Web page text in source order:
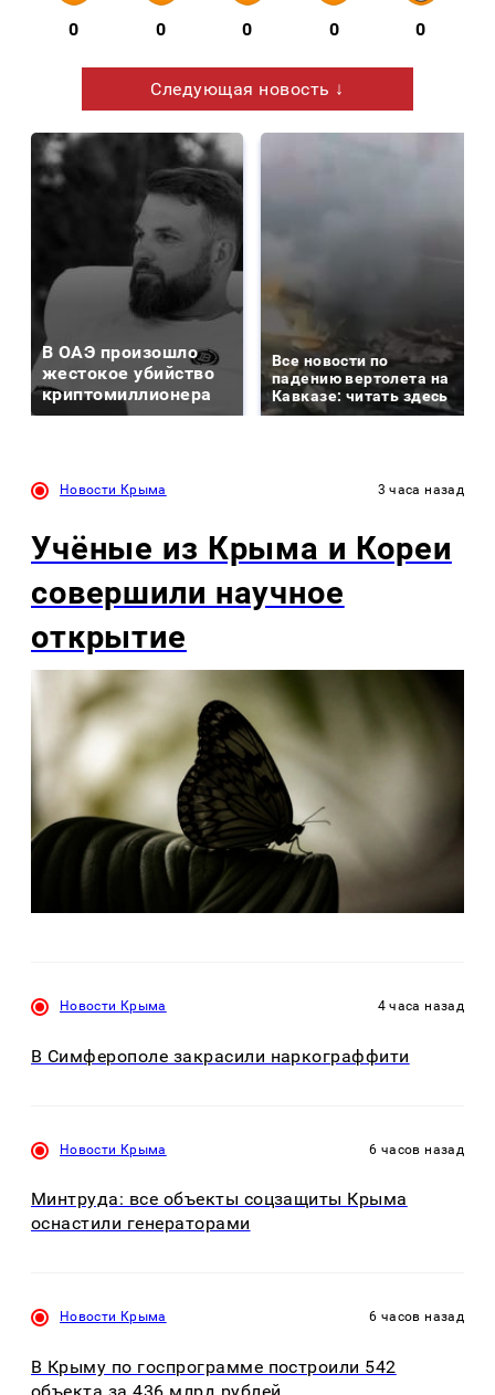
0 0 0 0 0
Следующая новость ↓
В ОАЭ произошло
жестокое убийство
криптомиллионера
Все новости по
падению вертолета на
Кавказе: читать здесь
Новости Крыма 3 часа назад
Учёные из Крыма и Кореи
совершили научное
открытие
Новости Крыма 4 часа назад
В Симферополе закрасили наркограффити
Новости Крыма 6 часов назад
Минтруда: все объекты соцзащиты Крыма
оснастили генераторами
Новости Крыма 6 часов назад
В Крыму по госпрограмме построили 542
объекта за 436 млрд рублей